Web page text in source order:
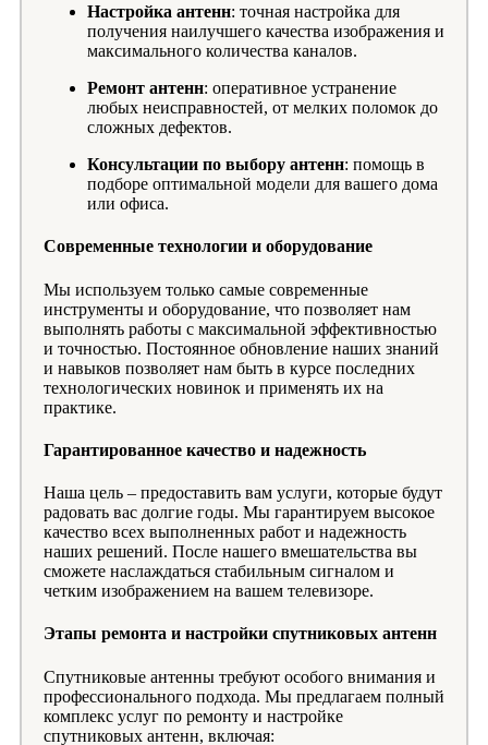
Настройка антенн: точная настройка для
получения наилучшего качества изображения и
максимального количества каналов.
Ремонт антенн: оперативное устранение
любых неисправностей, от мелких поломок до
сложных дефектов.
Консультации по выбору антенн: помощь в
подборе оптимальной модели для вашего дома
или офиса.
Современные технологии и оборудование
Мы используем только самые современные
инструменты и оборудование, что позволяет нам
выполнять работы с максимальной эффективностью
и точностью. Постоянное обновление наших знаний
и навыков позволяет нам быть в курсе последних
технологических новинок и применять их на
практике.
Гарантированное качество и надежность
Наша цель – предоставить вам услуги, которые будут
радовать вас долгие годы. Мы гарантируем высокое
качество всех выполненных работ и надежность
наших решений. После нашего вмешательства вы
сможете наслаждаться стабильным сигналом и
четким изображением на вашем телевизоре.
Этапы ремонта и настройки спутниковых антенн
Спутниковые антенны требуют особого внимания и
профессионального подхода. Мы предлагаем полный
комплекс услуг по ремонту и настройке
спутниковых антенн, включая: